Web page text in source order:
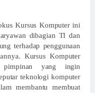
Kursus Komputer ini
dibagian TI dan
terhadap penggunaan
Kursus Komputer
yang ingin
teknologi komputer
membantu membuat